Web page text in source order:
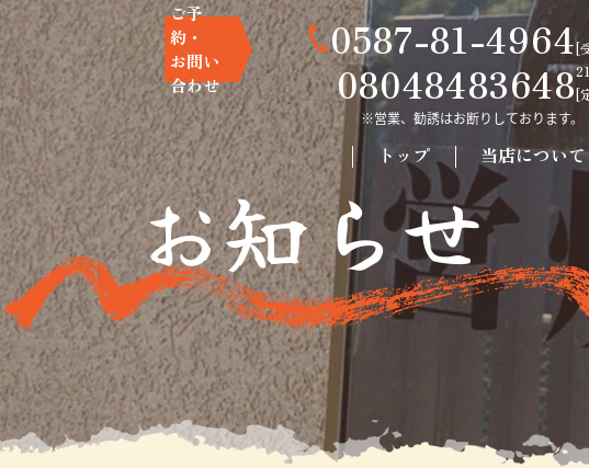
ご予
約・
お問い
合わせ
0587-81-4964
08048483648
[
[
トップ 当店について
お知らせ